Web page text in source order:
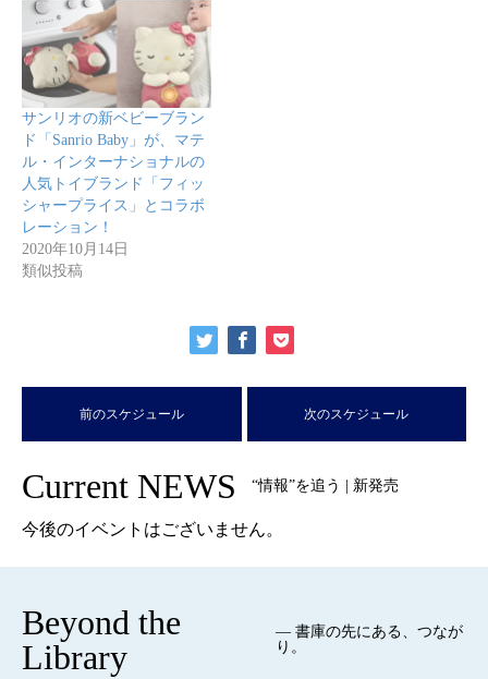
サンリオの新ベビーブラン
ド「Sanrio Baby」が、マテ
ル・インターナショナルの
人気トイブランド「フィッ
シャープライス」とコラボ
レーション！
2020年10月14日
類似投稿
前のスケジュール 次のスケジュール
Current NEWS “情報”を追う | 新発売
今後のイベントはございません。
Beyond the
Library
— 書庫の先にある、つなが
り。